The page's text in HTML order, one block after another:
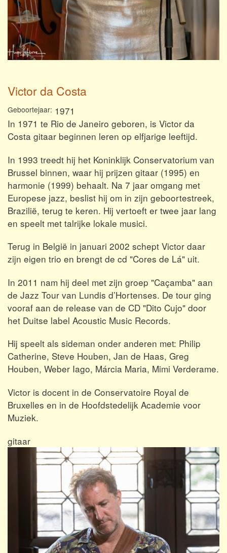
Victor da Costa
Geboortejaar 1971
In 1971 te Rio de Janeiro geboren, is Victor da
Costa gitaar beginnen leren op elfjarige leeftijd.
In 1993 treedt hij het Koninklijk Conservatorium van
Brussel binnen, waar hij prijzen gitaar (1995) en
harmonie (1999) behaalt. Na 7 jaar omgang met
Europese jazz, beslist hij om in zijn geboortestreek,
Brazilië, terug te keren. Hij vertoeft er twee jaar lang
en speelt met talrijke lokale musici.
Terug in België in januari 2002 schept Victor daar
zijn eigen trio en brengt de cd "Cores de Lá" uit.
In 2011 nam hij deel met zijn groep "Caçamba" aan
de Jazz Tour van Lundis d’Hortenses. De tour ging
vooraf aan de release van de CD "Dito Cujo" door
het Duitse label Acoustic Music Records.
Hij speelt als sideman onder anderen met: Philip
Catherine, Steve Houben, Jan de Haas, Greg
Houben, Weber Iago, Márcia Maria, Mimi Verderame.
Victor is docent in de Conservatoire Royal de
Bruxelles en in de Hoofdstedelijk Academie voor
Muziek.
gitaar